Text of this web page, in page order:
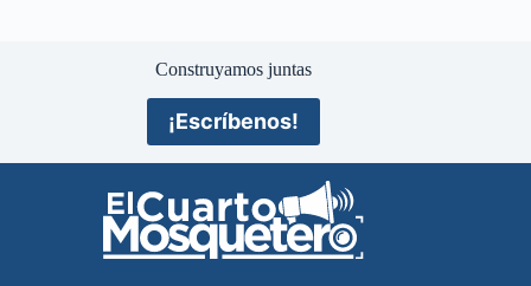
Construyamos juntas
¡Escríbenos!